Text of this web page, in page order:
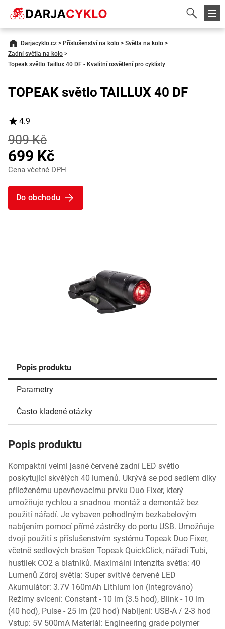
Darjacyklo.cz > Příslušenství na kolo > Světla na kolo >
Zadní světla na kolo >
Topeak světlo Taillux 40 DF - Kvalitní osvětlení pro cyklisty
Popis produktu
Parametry
Často kladené otázky
Popis produktu
Kompaktní velmi jasné červené zadní LED světlo
poskytující skvělých 40 lumenů. Ukrývá se pod sedlem díky
přiloženému upevňovacímu prvku Duo Fixer, který
umožňuje rychlou a snadnou montáž a demontáž bez
použití nářadí. Je vybaven pohodlným bezkabelovým
nabíjením pomocí přímé zástrčky do portu USB. Umožňuje
dvojí použití s příslušenstvím systému Topeak Duo Fixer,
včetně sedlových brašen Topeak QuickClick, nářadí Tubi,
hustilek CO2 a blatníků. Maximální intenzita světla: 40
Lumenů Zdroj světla: Super svítivé červené LED
Akumulátor: 3.7V 160mAh Lithium Ion (integrováno)
Režimy svícení: Constant - 10 lm (3.5 hod), Blink - 10 lm
(40 hod), Pulse - 25 lm (20 hod) Nabíjení: USB-A / 2-3 hod
Vstup: 5V 500mA Materiál: Engineering grade polymer
TOPEAK světlo TAILLUX 40 DF
4.9
909 Kč
699 Kč
Cena včetně DPH
Do obchodu